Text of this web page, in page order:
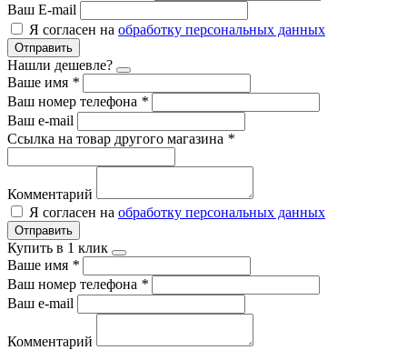
Ваш E-mail
Я согласен на обработку персональных данных
Отправить
Нашли дешевле?
Ваше имя *
Ваш номер телефона *
Ваш e-mail
Ссылка на товар другого магазина *
Комментарий
Я согласен на обработку персональных данных
Отправить
Купить в 1 клик
Ваше имя *
Ваш номер телефона *
Ваш e-mail
Комментарий